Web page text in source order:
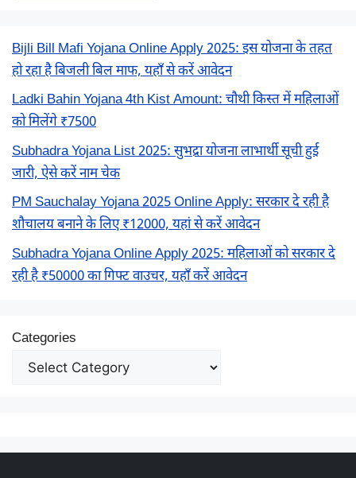
Bijli Bill Mafi Yojana Online Apply 2025: इस योजना के तहत
हो रहा है बिजली बिल माफ, यहाँ से करें आवेदन
Ladki Bahin Yojana 4th Kist Amount: चौथी किस्त में महिलाओं
को मिलेंगे ₹7500
Subhadra Yojana List 2025: सुभद्रा योजना लाभार्थी सूची हुई
जारी, ऐसे करें नाम चेक
PM Sauchalay Yojana 2025 Online Apply: सरकार दे रही है
शौचालय बनाने के लिए ₹12000, यहां से करें आवेदन
Subhadra Yojana Online Apply 2025: महिलाओं को सरकार दे
रही है ₹50000 का गिफ्ट वाउचर, यहाँ करें आवेदन
Categories